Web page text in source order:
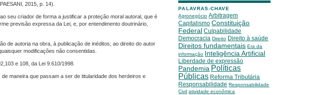
PALAVRAS-CHAVE
Agronegócio Arbitragem
Capitalismo Constituição
Federal Culpabilidade
Democracia Direito Direito à saúde
Direitos fundamentais Era da
informação Inteligência Artificial
Liberdade de expressão
Pandemia Políticas
Públicas Reforma Tributária
Responsabilidade Responsabilidade
Civil atividade econômica
2015, p. 14).
seu criador de forma a justificar a proteção moral autoral, que é
previsão expressa da Lei, e, por entendimento doutrinário,
de autoria na obra, à publicação de inéditos; ao direito do autor
modificações não consentidas.
e 108, da Lei 9.610/1998.
maneira que passam a ser de titularidade dos herdeiros e